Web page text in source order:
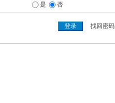
是 否
找回密码